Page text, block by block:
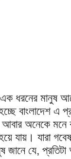
এক ধরনের মানুষ
বাংলাদেশ এ
আবার অনেকে মনে
যায়। যারা
জানে যে,